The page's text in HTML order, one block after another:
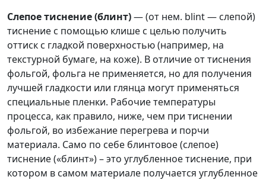
Слепое тиснение (блинт)— (от нем. blint — слепой)
тиснение с помощью клише с целью получить
оттиск с гладкой поверхностью (например, на
текстурной бумаге, на коже). В отличие от тиснения
фольгой, фольга не применяется, но для получения
лучшей гладкости или глянца могут применяться
специальные пленки. Рабочие температуры
процесса, как правило, ниже, чем при тиснении
фольгой, во избежание перегрева и порчи
материала. Само по себе блинтовое (слепое)
тиснение («блинт») – это углубленное тиснение, при
котором в самом материале получается углубленное